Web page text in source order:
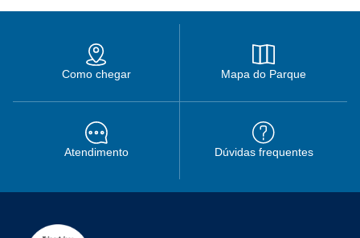
Como chegar Mapa do Parque
Atendimento Dúvidas frequentes